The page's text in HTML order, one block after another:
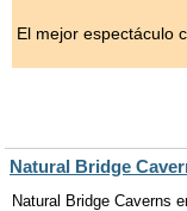
El mejor espectáculo
Natural Bridge
Natural Bridge Caverns